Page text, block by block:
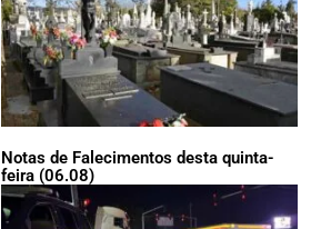
Notas de Falecimentos desta quinta-
feira (06.08)